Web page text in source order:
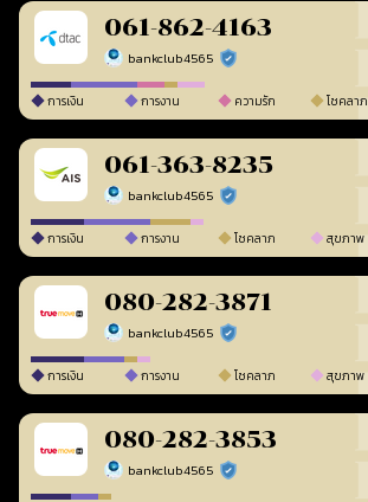
061-862-4163
bankclub4565 ร้านยืนยันแล้ว
การเงิน การงาน ความรัก โชคลาภ
061-363-8235
bankclub4565 ร้านยืนยันแล้ว
การเงิน การงาน โชคลาภ สุขภาพ
080-282-3871
bankclub4565 ร้านยืนยันแล้ว
การเงิน การงาน โชคลาภ สุขภาพ
080-282-3853
bankclub4565 ร้านยืนยันแล้ว